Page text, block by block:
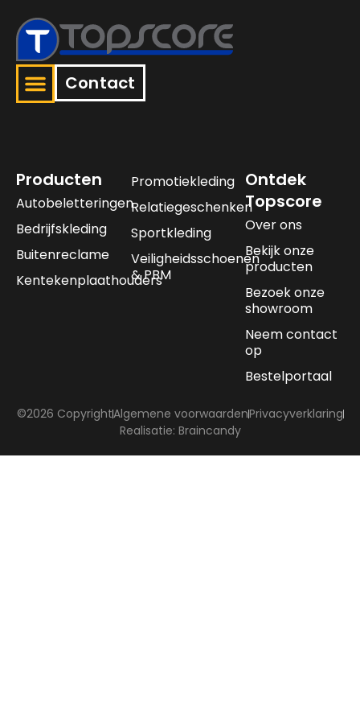
Contact
Producten
Autobeletteringen
Bedrijfskleding
Buitenreclame
Kentekenplaathouders
Promotiekleding
Relatiegeschenken
Sportkleding
Veiligheidsschoenen
& PBM
Ontdek
Topscore
Over ons
Bekijk onze
producten
Bezoek onze
showroom
Neem contact
op
Bestelportaal
©2026 CopyrightAlgemene voorwaardenPrivacyverklaring
Realisatie: Braincandy